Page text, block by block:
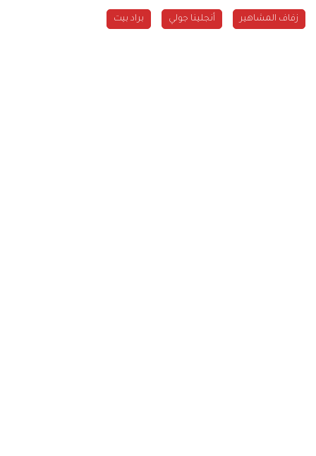
زفاف المشاهير أنجلينا جولي براد بيت